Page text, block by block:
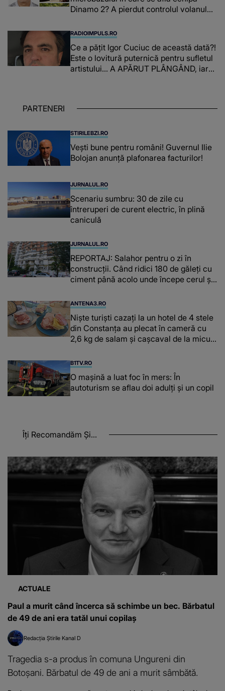
Dinamo 2? A pierdut controlul volanului,
moartea lui Constantin Covaciu: "Tot ce
ai făcut pentru..."
RADIOIMPULS.RO
Ce a pățit Igor Cuciuc de această dată?!
Este o lovitură puternică pentru sufletul
artistului... A APĂRUT PLÂNGÂND, iar
PARTENERI
STIRILEBZI.RO
Vești bune pentru români! Guvernul Ilie
Bolojan anunță plafonarea facturilor!
JURNALUL.RO
Scenariu sumbru: 30 de zile cu
întreruperi de curent electric, în plină
caniculă
JURNALUL.RO
REPORTAJ: Salahor pentru o zi în
construcții. ​​​​​​​Când ridici 180 de găleți cu
ciment până acolo unde începe cerul și
ANTENA3.RO
Niște turiști cazați la un hotel de 4 stele
din Constanța au plecat în cameră cu
2,6 kg de salam și cașcaval de la micul
B1TV.RO
O maşină a luat foc în mers: În
autoturism se aflau doi adulți și un copil
Îți Recomandăm Și...
ACTUALE
Paul a murit când încerca să schimbe un bec. Bărbatul
de 49 de ani era tatăl unui copilaș
Redacția Știrile Kanal D
Tragedia s-a produs în comuna Ungureni din
Botoșani. Bărbatul de 49 de ani a murit sâmbătă.